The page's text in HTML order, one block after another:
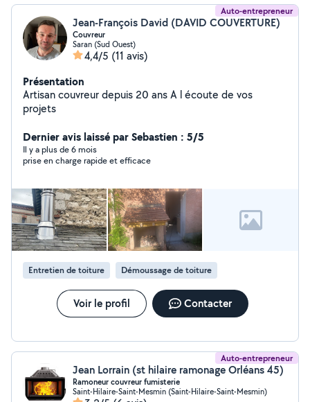
Auto-entrepreneur
Jean-François David (DAVID COUVERTURE)
Couvreur
Saran (Sud Ouest)
4,4/5 (11 avis)
Présentation
Artisan couvreur depuis 20 ans A l écoute de vos
projets
Dernier avis laissé par Sebastien : 5/5
Il y a plus de 6 mois
prise en charge rapide et efficace
Entretien de toiture Démoussage de toiture
Voir le profil Contacter
Auto-entrepreneur
Jean Lorrain (st hilaire ramonage Orléans 45)
Ramoneur couvreur fumisterie
Saint-Hilaire-Saint-Mesmin (Saint-Hilaire-Saint-Mesmin)